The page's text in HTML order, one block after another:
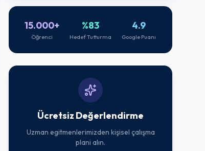
15.000+
Öğrenci
%83
Hedef Tutturma
4.9
Google Puanı
Ücretsiz Değerlendirme
Uzman egitmenlerimizden kişisel çalışma
plani alın.